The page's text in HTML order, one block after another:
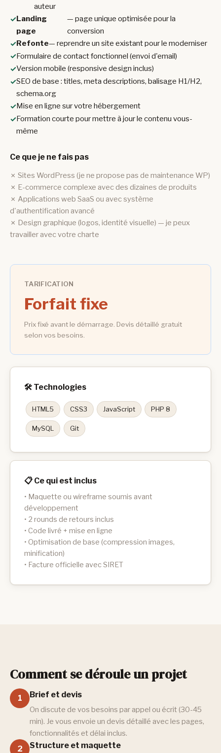
auteur
Landing
page
— page unique optimisée pour la
conversion
Refonte— reprendre un site existant pour le moderniser
Formulaire de contact fonctionnel (envoi d'email)
Version mobile (responsive design inclus)
SEO de base : titles, meta descriptions, balisage H1/H2,
schema.org
Mise en ligne sur votre hébergement
Formation courte pour mettre à jour le contenu vous-
même
Ce que je ne fais pas
✗ Sites WordPress (je ne propose pas de maintenance WP)
✗ E-commerce complexe avec des dizaines de produits
✗ Applications web SaaS ou avec système
d'authentification avancé
✗ Design graphique (logos, identité visuelle) — je peux
travailler avec votre charte
TARIFICATION
Forfait fixe
Prix fixé avant le démarrage. Devis détaillé gratuit
selon vos besoins.
🛠️ Technologies
HTML5 CSS3 JavaScript PHP 8
MySQL Git
📋 Ce qui est inclus
• Maquette ou wireframe soumis avant
développement
• 2 rounds de retours inclus
• Code livré + mise en ligne
• Optimisation de base (compression images,
minification)
• Facture officielle avec SIRET
Comment se déroule un projet
1 Brief et devis
On discute de vos besoins par appel ou écrit (30-45
min). Je vous envoie un devis détaillé avec les pages,
fonctionnalités et délai inclus.
2 Structure et maquette